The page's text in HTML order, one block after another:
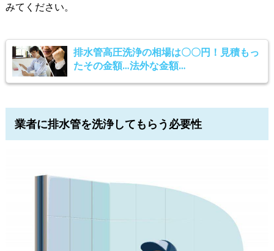
みてください。
排水管高圧洗浄の相場は〇〇円！見積もっ
たその金額…法外な金額…
業者に排水管を洗浄してもらう必要性